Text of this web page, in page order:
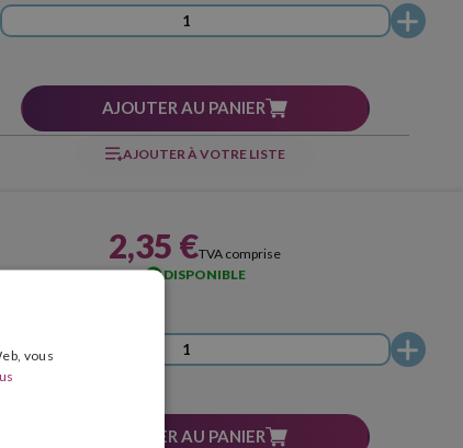
AJOUTER AU PANIER
AJOUTER À VOTRE LISTE
2,35 €TVA comprise
DISPONIBLE
AJOUTER AU PANIER
vous